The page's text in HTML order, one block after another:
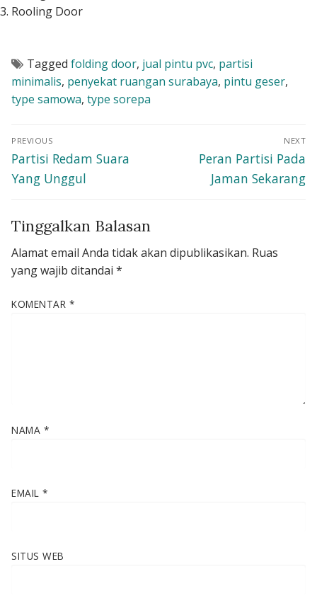
Rooling Door
Tagged folding door, jual pintu pvc, partisi
minimalis, penyekat ruangan surabaya, pintu geser,
type samowa, type sorepa
Navigasi
pos
PREVIOUS
Previous
post:
Partisi Redam Suara
Yang Unggul
NEXT
Next
post:
Peran Partisi Pada
Jaman Sekarang
Tinggalkan Balasan
Alamat email Anda tidak akan dipublikasikan. Ruas
yang wajib ditandai *
KOMENTAR *
NAMA *
EMAIL *
SITUS WEB